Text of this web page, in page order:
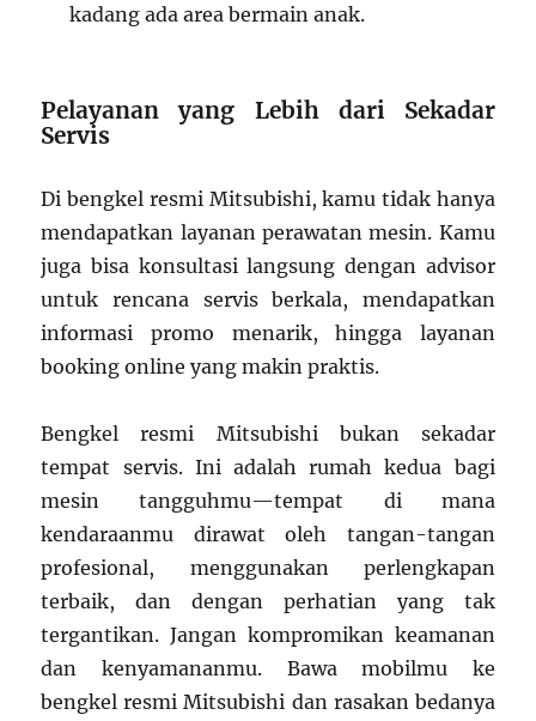
kadang ada area bermain anak.
Pelayanan yang Lebih dari Sekadar
Servis
Di bengkel resmi Mitsubishi, kamu tidak hanya
mendapatkan layanan perawatan mesin. Kamu
juga bisa konsultasi langsung dengan advisor
untuk rencana servis berkala, mendapatkan
informasi promo menarik, hingga layanan
booking online yang makin praktis.
Bengkel resmi Mitsubishi bukan sekadar
tempat servis. Ini adalah rumah kedua bagi
mesin tangguhmu—tempat di mana
kendaraanmu dirawat oleh tangan-tangan
profesional, menggunakan perlengkapan
terbaik, dan dengan perhatian yang tak
tergantikan. Jangan kompromikan keamanan
dan kenyamananmu. Bawa mobilmu ke
bengkel resmi Mitsubishi dan rasakan bedanya